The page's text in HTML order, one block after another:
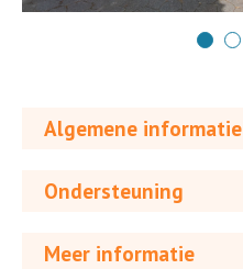
Algemene informatie
Ondersteuning
Meer informatie